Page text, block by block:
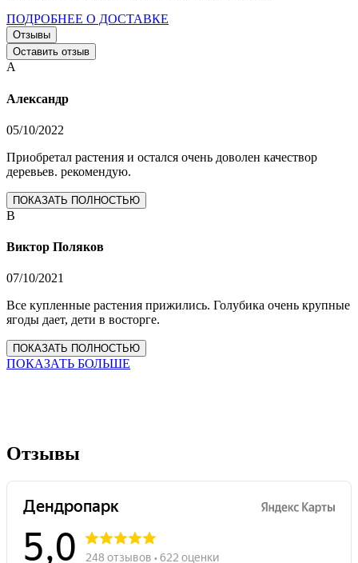
ПОДРОБНЕЕ О ДОСТАВКЕ
Отзывы
Оставить отзыв
А
Александр
05/10/2022
Приобретал растения и остался очень доволен качествор
деревьев. рекомендую.
ПОКАЗАТЬ ПОЛНОСТЬЮ
В
Виктор Поляков
07/10/2021
Все купленные растения прижились. Голубика очень крупные
ягоды дает, дети в восторге.
ПОКАЗАТЬ ПОЛНОСТЬЮ
ПОКАЗАТЬ БОЛЬШЕ
Отзывы